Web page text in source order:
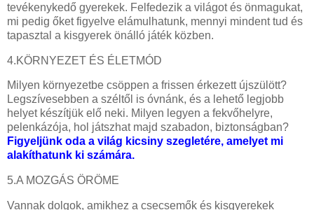
tevékenykedő gyerekek. Felfedezik a világot és önmagukat,
mi pedig őket figyelve elámulhatunk, mennyi mindent tud és
tapasztal a kisgyerek önálló játék közben.
4.KÖRNYEZET ÉS ÉLETMÓD
Milyen környezetbe csöppen a frissen érkezett újszülött?
Legszívesebben a széltől is óvnánk, és a lehető legjobb
helyet készítjük elő neki. Milyen legyen a fekvőhelyre,
pelenkázója, hol játszhat majd szabadon, biztonságban?
Figyeljünk oda a világ kicsiny szegletére, amelyet mi
alakíthatunk ki számára.
5.A MOZGÁS ÖRÖME
Vannak dolgok, amikhez a csecsemők és kisgyerekek